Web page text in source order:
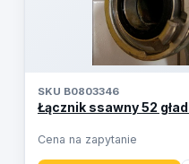
SKU B0803346
Łącznik ssawny 52
Cena na zapytanie